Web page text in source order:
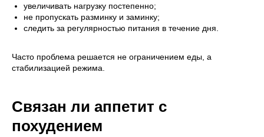
увеличивать нагрузку постепенно;
не пропускать разминку и заминку;
следить за регулярностью питания в течение дня.
Часто проблема решается не ограничением еды, а
стабилизацией режима.
Связан ли аппетит с
похудением